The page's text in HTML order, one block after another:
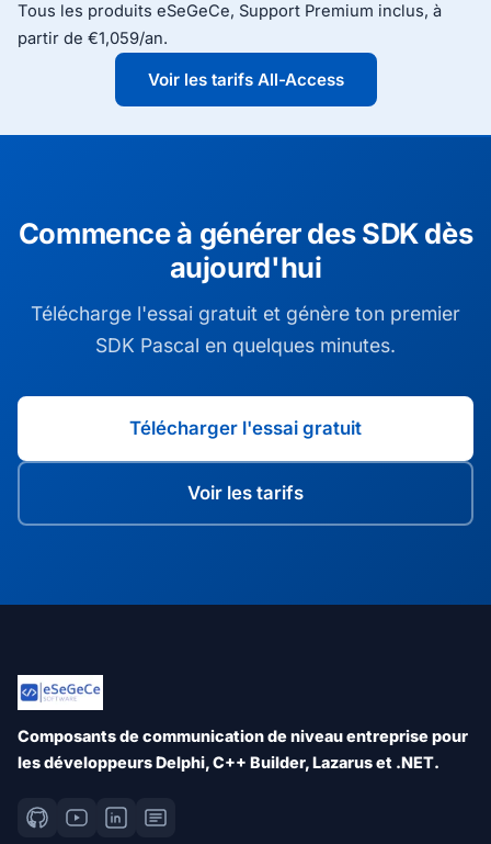
Tous les produits eSeGeCe, Support Premium inclus, à
partir de €1,059/an.
Voir les tarifs All-Access
Commence à générer des SDK dès
aujourd'hui
Télécharge l'essai gratuit et génère ton premier
SDK Pascal en quelques minutes.
Télécharger l'essai gratuit
Voir les tarifs
Composants de communication de niveau entreprise pour
les développeurs Delphi, C++ Builder, Lazarus et .NET.